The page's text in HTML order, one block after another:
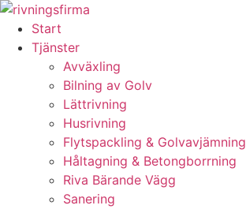
Skip
content
Start
Tjänster
Avväxling
Bilning av Golv
Lättrivning
Husrivning
Flytspackling & Golvavjämning
Håltagning & Betongborrning
Riva Bärande Vägg
Sanering